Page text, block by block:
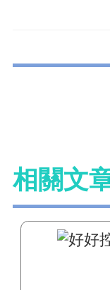
相關文